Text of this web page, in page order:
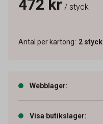
472 kr / styck
Antal per kartong: 2 styck
Webblager:
Visa butikslager: